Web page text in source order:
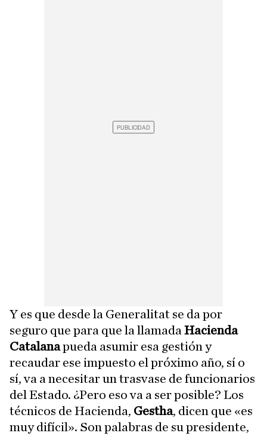
Y es que desde la Generalitat se da por
seguro que para que la llamada Hacienda
Catalanapueda asumir esa gestión y
recaudar ese impuesto el próximo año, sí o
sí, va a necesitar un trasvase de funcionarios
del Estado. ¿Pero eso va a ser posible? Los
técnicos de Hacienda, Gestha, dicen que «es
muy difícil». Son palabras de su presidente,